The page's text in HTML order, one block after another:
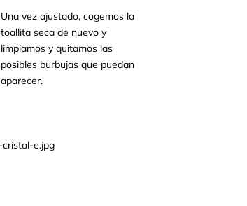
Una vez ajustado, cogemos la
toallita seca de nuevo y
limpiamos y quitamos las
posibles burbujas que puedan
aparecer.